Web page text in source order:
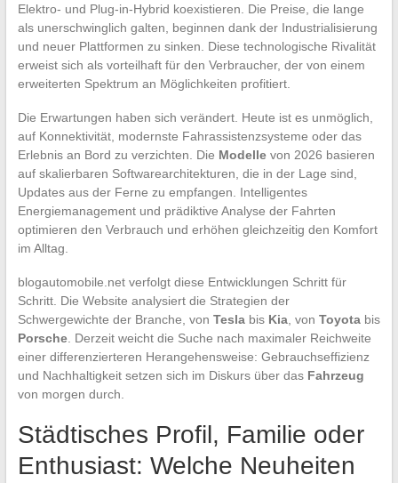
Elektro- und Plug-in-Hybrid koexistieren. Die Preise, die lange
als unerschwinglich galten, beginnen dank der Industrialisierung
und neuer Plattformen zu sinken. Diese technologische Rivalität
erweist sich als vorteilhaft für den Verbraucher, der von einem
erweiterten Spektrum an Möglichkeiten profitiert.
Die Erwartungen haben sich verändert. Heute ist es unmöglich,
auf Konnektivität, modernste Fahrassistenzsysteme oder das
Erlebnis an Bord zu verzichten. Die Modellevon 2026 basieren
auf skalierbaren Softwarearchitekturen, die in der Lage sind,
Updates aus der Ferne zu empfangen. Intelligentes
Energiemanagement und prädiktive Analyse der Fahrten
optimieren den Verbrauch und erhöhen gleichzeitig den Komfort
im Alltag.
blogautomobile.net verfolgt diese Entwicklungen Schritt für
Schritt. Die Website analysiert die Strategien der
Schwergewichte der Branche, von Teslabis Kia, von Toyotabis
Porsche. Derzeit weicht die Suche nach maximaler Reichweite
einer differenzierteren Herangehensweise: Gebrauchseffizienz
und Nachhaltigkeit setzen sich im Diskurs über das Fahrzeug
von morgen durch.
Städtisches Profil, Familie oder
Enthusiast: Welche Neuheiten